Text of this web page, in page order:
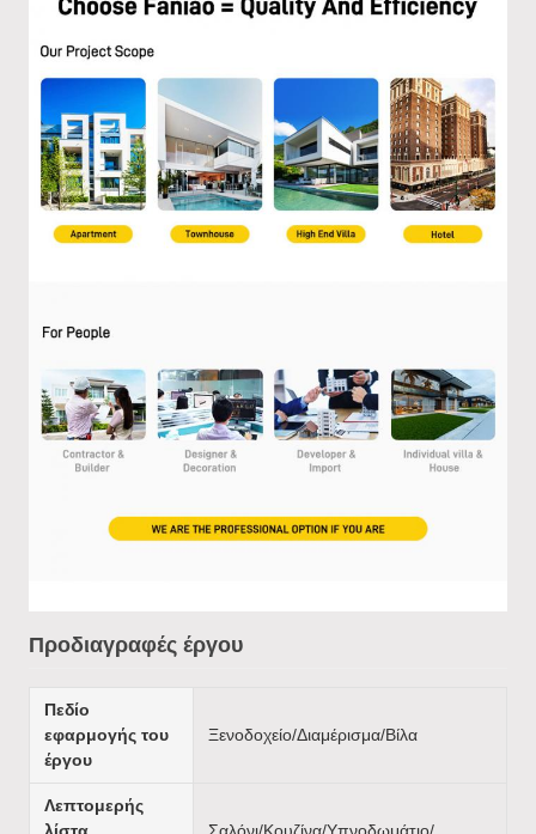
Προδιαγραφές έργου
Πεδίο
εφαρμογής του
έργου
Ξενοδοχείο/Διαμέρισμα/Βίλα
Λεπτομερής